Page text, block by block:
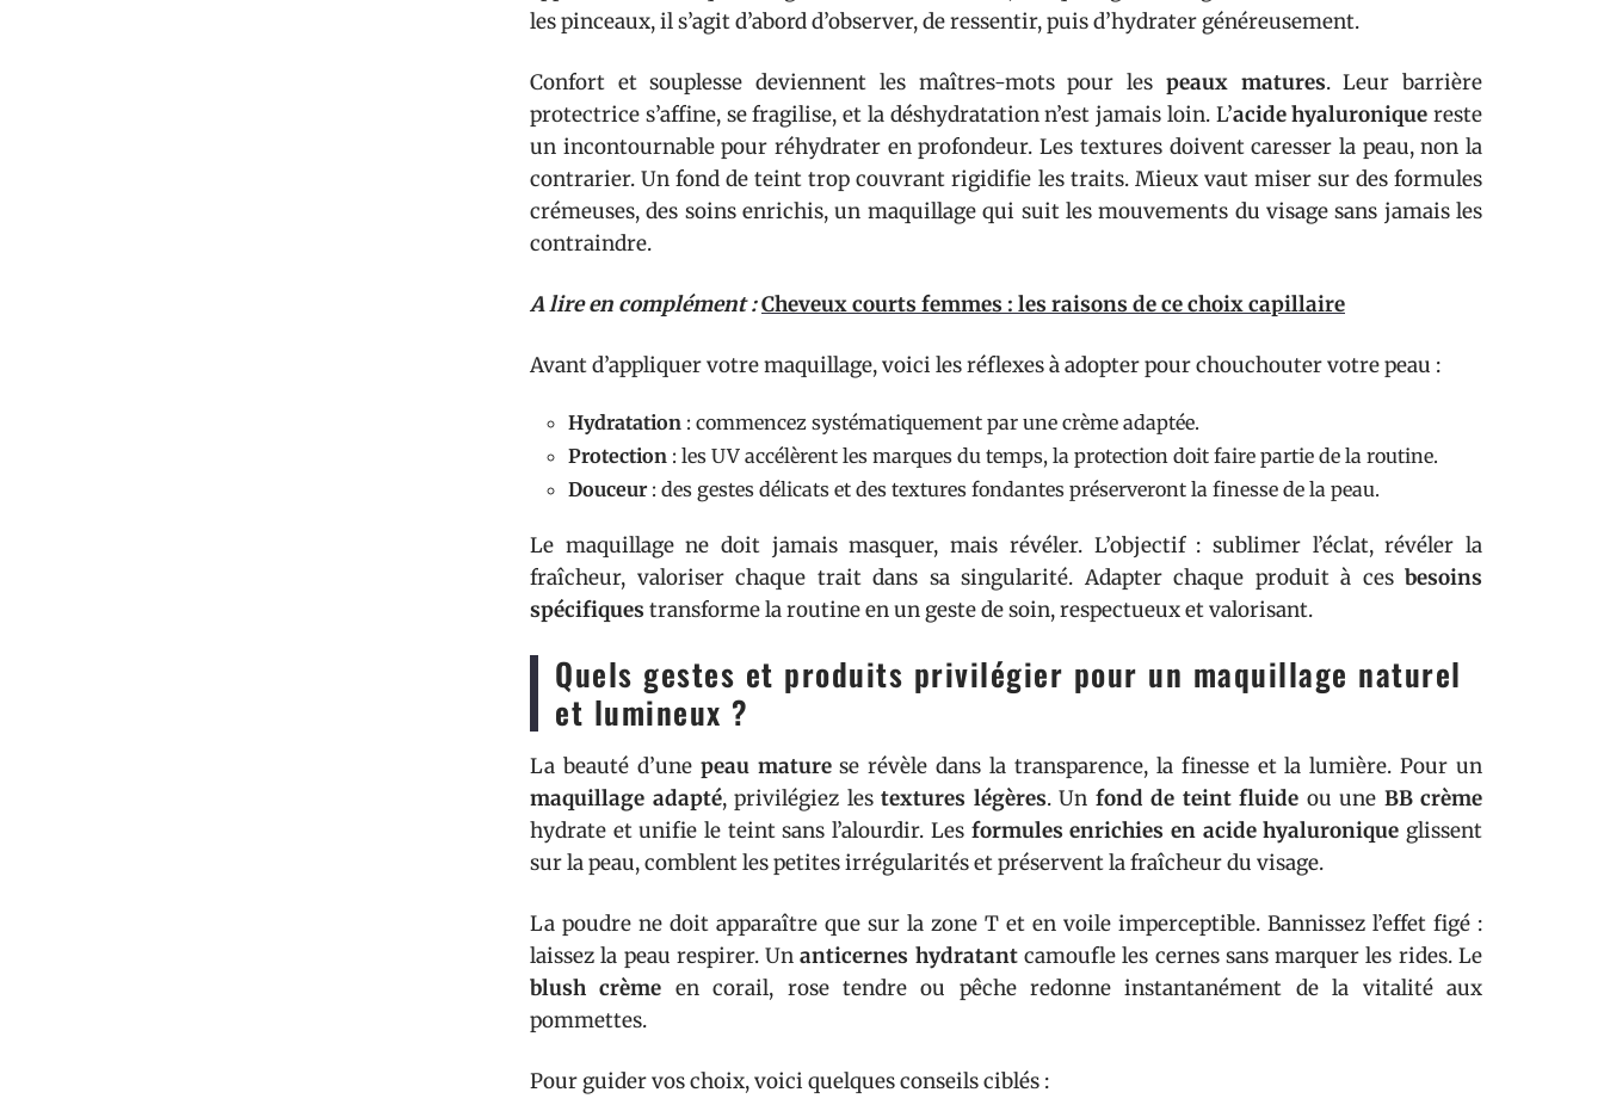
les pinceaux, il s’agit d’abord d’observer, de ressentir, puis d’hydrater généreusement.
Confort et souplesse deviennent les maîtres-mots pour les peaux matures. Leur barrière
protectrice s’affine, se fragilise, et la déshydratation n’est jamais loin. L’acide hyaluronique reste
un incontournable pour réhydrater en profondeur. Les textures doivent caresser la peau, non la
contrarier. Un fond de teint trop couvrant rigidifie les traits. Mieux vaut miser sur des formules
crémeuses, des soins enrichis, un maquillage qui suit les mouvements du visage sans jamais les
contraindre.
A lire en complément :Cheveux courts femmes : les raisons de ce choix capillaire
Avant d’appliquer votre maquillage, voici les réflexes à adopter pour chouchouter votre peau :
Hydratation : commencez systématiquement par une crème adaptée.
Protection : les UV accélèrent les marques du temps, la protection doit faire partie de la routine.
Douceur : des gestes délicats et des textures fondantes préserveront la finesse de la peau.
Le maquillage ne doit jamais masquer, mais révéler. L’objectif : sublimer l’éclat, révéler la
fraîcheur, valoriser chaque trait dans sa singularité. Adapter chaque produit à ces besoins
spécifiques transforme la routine en un geste de soin, respectueux et valorisant.
Quels gestes et produits privilégier pour un maquillage naturel
et lumineux ?
La beauté d’une peau maturese révèle dans la transparence, la finesse et la lumière. Pour un
maquillage adapté, privilégiez les textures légères. Un fond de teint fluide ou une BB crème
hydrate et unifie le teint sans l’alourdir. Les formules enrichies en acide hyaluronique glissent
sur la peau, comblent les petites irrégularités et préservent la fraîcheur du visage.
La poudre ne doit apparaître que sur la zone T et en voile imperceptible. Bannissez l’effet figé :
laissez la peau respirer. Unanticernes hydratantcamoufle les cernes sans marquer les rides. Le
blush crème en corail, rose tendre ou pêche redonne instantanément de la vitalité aux
pommettes.
Pour guider vos choix, voici quelques conseils ciblés :